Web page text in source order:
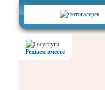
Решаем вместе